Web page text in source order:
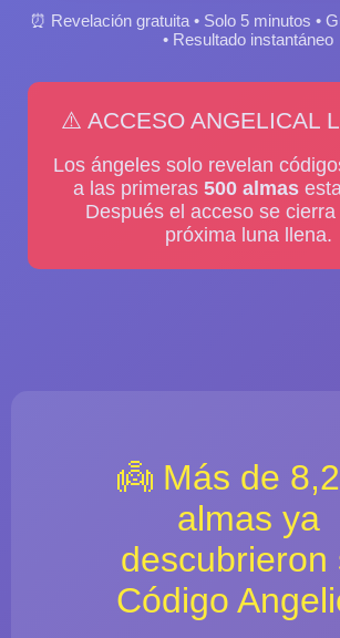
⏰ Revelación gratuita • Solo 5 minutos •
• Resultado instantáneo
⚠️ ACCESO ANGELICAL
Los ángeles solo revelan
a las primeras 500 almas
Después el acceso se
próxima luna llena.
👼 Más de
almas ya
descubrieron
Código